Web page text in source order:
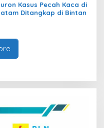
Kasus Pecah Kaca di
Ditangkap di Bintan